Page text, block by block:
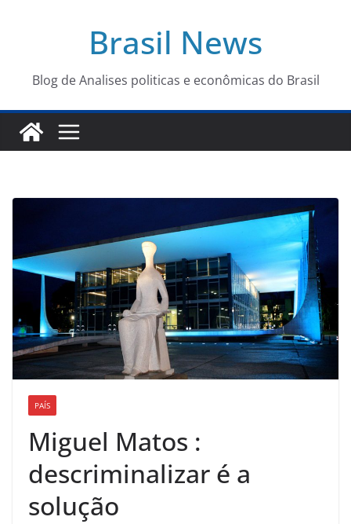
conteúdo
Brasil News
Blog de Analises politicas e econômicas do Brasil
PAÍS
Miguel Matos :
descriminalizar é a
solução